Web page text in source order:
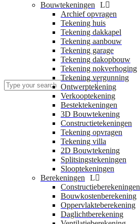
Bouwtekeningen
Archief opvragen
Tekening huis
Tekening dakkapel
Tekening aanbouw
Tekening garage
Tekening dakopbouw
Tekening nokverhoging
Tekening vergunning
Ontwerptekening
Verkooptekening
Bestektekeningen
3D Bouwtekening
Constructietekeningen
Tekening opvragen
Tekening villa
2D Bouwtekening
Splitsingstekeningen
Slooptekeningen
Berekeningen
Constructieberekeningen
Bouwkostenberekening
Oppervlakteberekening
Daglichtberekening